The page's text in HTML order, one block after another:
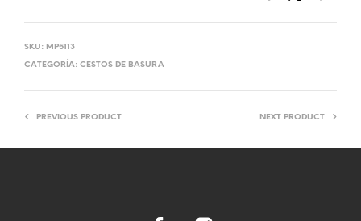
SKU: MP5113
CATEGORÍA: CESTOS DE BASURA
PREVIOUS PRODUCT NEXT PRODUCT